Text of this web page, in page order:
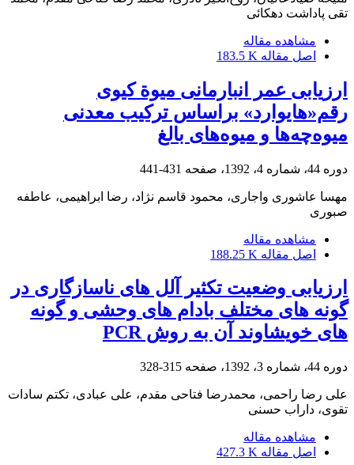
تقی پاداشت دهکائی
مشاهده مقاله
اصل مقاله 183.5 K
ارزیابی عمر انبارمانی میوة کیوی
رقم«هایوارد» بر‌اساس ترکیب معدنی
میوه‌چه‌ها و میوه‌های بالغ
دوره 44، شماره 4، 1392، صفحه 431-441
مهسا عاشوری واجاری، محمود قاسم نژاد، رضا ابراهیمی، عاطفه
صبوری
مشاهده مقاله
اصل مقاله 188.25 K
ارزیابی وضعیت تکثیر آلل های ناسازگاری در
گونه های مختلف بادام های وحشی و گونه
های خویشاوند آن به روش PCR
دوره 44، شماره 3، 1392، صفحه 315-328
علی رضا راحمی، محمدرضا فتاحی مقدم، علی عبادی، تکتم سادات
تقوی، داراب حسنی
مشاهده مقاله
اصل مقاله 427.3 K